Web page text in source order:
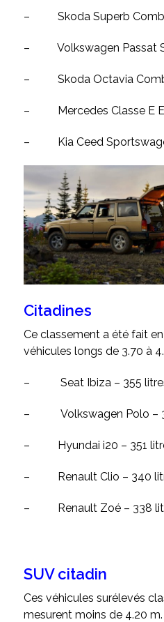
– Skoda Superb
– Volkswagen Passat
– Skoda Octavia
– Mercedes Classe E
– Kia Ceed
Citadines
Ce classement a été fait
véhicules longs de 3.70 à
– Seat Ibiza – 355
– Volkswagen Polo –
– Hyundai i20 – 351
– Renault Clio – 340
– Renault Zoé – 338
SUV citadin
Ces véhicules surélevés
mesurent moins de 4.20 m.